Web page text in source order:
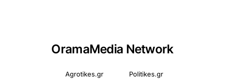
OramaMedia Network
Agrotikes.gr Politikes.gr